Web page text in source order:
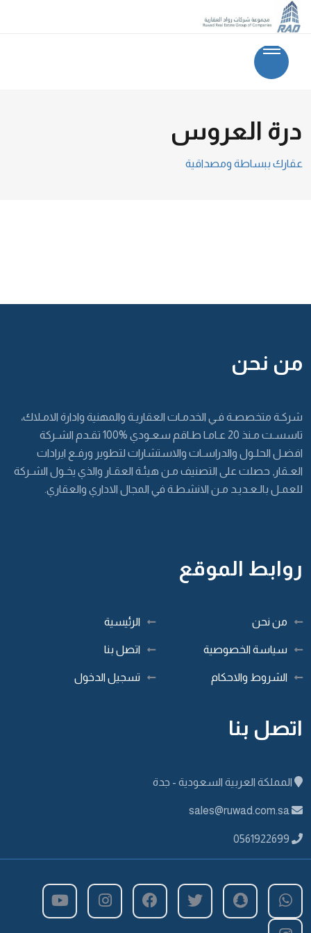
درة العروس
عقارك ببساطة ومصداقية
من نحن
شركـة متخصصـة فـي الخدمـات العقاريـة والمهنية وادارة الامـلاك،
تاسسـت مـنذ 20 عـامـا طـاقم سعـودي %100 تقـدم الشـركة
افضـل الحلـول والدراسـات والاستشارات لتطوير ورفـع ايرادات
العـقار, حصلت على التصنيف مـن هيئـة العقـار والذي يخـول الشـركة
للعمـل بالـعـديـد مـن الانشطـة في المجال الاداري والعقاري.
روابط الموقع
الرئيسية من نحن
اتصل بنا سياسة الخصوصية
تسجيل الدخول الشروط والاحكام
اتصل بنا
المملكة العربية السعودية - جدة
sales@ruwad.com.sa
0561922699